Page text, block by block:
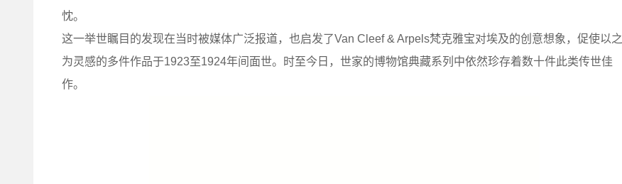
忱。
这一举世瞩目的发现在当时被媒体广泛报道，也启发了Van Cleef & Arpels梵克雅宝对埃及的创意想象，促使以之
为灵感的多件作品于1923至1924年间面世。时至今日，世家的博物馆典藏系列中依然珍存着数十件此类传世佳
作。